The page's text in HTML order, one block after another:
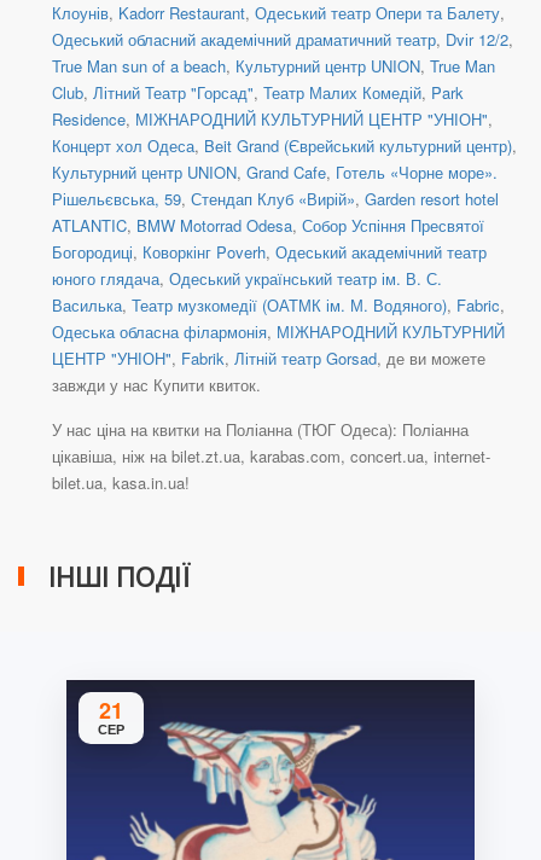
Клоунів, Kadorr Restaurant, Одеський театр Опери та Балету,
Одеський обласний академічний драматичний театр, Dvіr 12/2,
True Man sun of a beach, Культурний центр UNION, True Man
Club, Літний Театр "Горсад", Театр Малих Комедій, Park
Residence, МІЖНАРОДНИЙ КУЛЬТУРНИЙ ЦЕНТР "УНІОН",
Концерт хол Одеса, Beit Grand (Єврейський культурний центр),
Культурний центр UNION, Grand Cafe, Готель «Чорне море».
Рішельєвська, 59, Стендап Клуб «Вирій», Garden resort hotel
ATLANTIC, BMW Motorrad Odesa, Собор Успіння Пресвятої
Богородиці, Коворкінг Poverh, Одеський академічний театр
юного глядача, Одеський український театр ім. В. С.
Василька, Театр музкомедії (ОАТМК ім. М. Водяного), Fabric,
Одеська обласна філармонія, МІЖНАРОДНИЙ КУЛЬТУРНИЙ
ЦЕНТР "УНІОН", Fabrik, Літній театр Gorsad, де ви можете
завжди у нас Купити квиток.
У нас ціна на квитки на Поліанна (ТЮГ Одеса): Поліанна
цікавіша, ніж на bilet.zt.ua, karabas.com, concert.ua, internet-
bilet.ua, kasa.in.ua!
ІНШІ ПОДІЇ
21
СЕР